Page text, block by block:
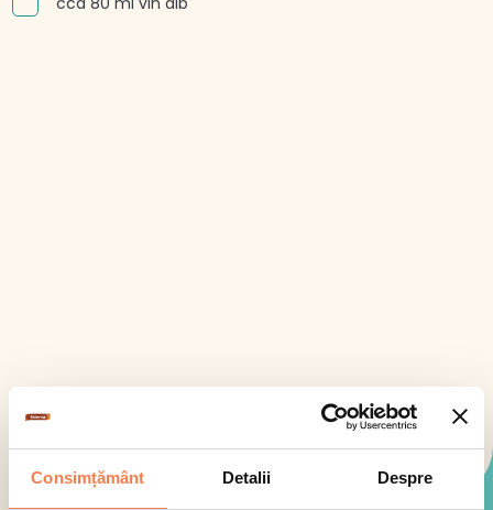
Consimțământ Detalii Despre